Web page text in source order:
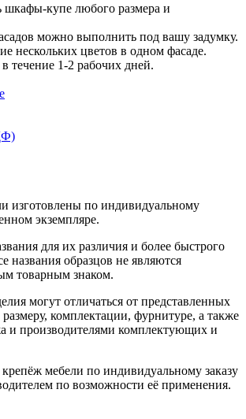
шкафы-купе любого размера и
можно выполнить под вашу задумку.
нескольких цветов в одном фасаде.
течение 1-2 рабочих дней.
изготовлены по индивидуальному
экземпляре.
для их различия и более быстрого
названия образцов не являются
товарным знаком.
могут отличаться от представленных
размеру, комплектации, фурнитуре, а также
и производителями комплектующих и
мебели по индивидуальному заказу
по возможности её применения.